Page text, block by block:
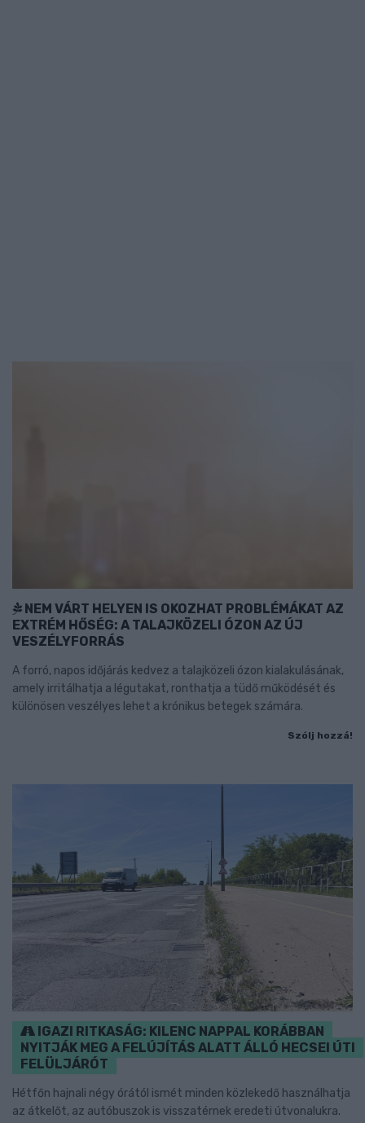
NEM VÁRT HELYEN IS OKOZHAT PROBLÉMÁKAT AZ
EXTRÉM HŐSÉG: A TALAJKÖZELI ÓZON AZ ÚJ
VESZÉLYFORRÁS
A forró, napos időjárás kedvez a talajközeli ózon kialakulásának,
amely irritálhatja a légutakat, ronthatja a tüdő működését és
különösen veszélyes lehet a krónikus betegek számára.
Szólj hozzá!
IGAZI RITKASÁG: KILENC NAPPAL KORÁBBAN
NYITJÁK MEG A FELÚJÍTÁS ALATT ÁLLÓ HECSEI ÚTI
FELÜLJÁRÓT
Hétfőn hajnali négy órától ismét minden közlekedő használhatja
az átkelőt, az autóbuszok is visszatérnek eredeti útvonalukra.